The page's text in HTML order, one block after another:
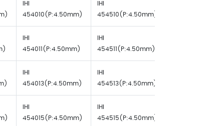
IHI
454010(P:4.50mm)
IHI
454510(P:4.50mm)
IHI
454011(P:4.50mm)
IHI
454511(P:4.50mm)
IHI
454013(P:4.50mm)
IHI
454513(P:4.50mm)
IHI
454015(P:4.50mm)
IHI
454515(P:4.50mm)